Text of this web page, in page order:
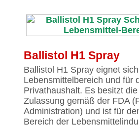
Ballistol H1 Spray
Ballistol H1 Spray eignet
Lebensmittelbereich und für
Privathaushalt. Es besitzt
Zulassung gemäß der FDA
Administration) und ist für
Bereich der